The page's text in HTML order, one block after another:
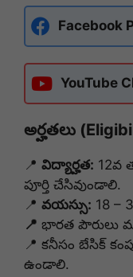
Facebook
YouTube
అర్హతలు
📍 విద్యార్హత: 12వ
పూర్తి చేసివుండాలి.
📍 వయస్సు: 18 –
📍 భారత పౌరులు
📍 కనీసం బేసిక్
ఉండాలి.